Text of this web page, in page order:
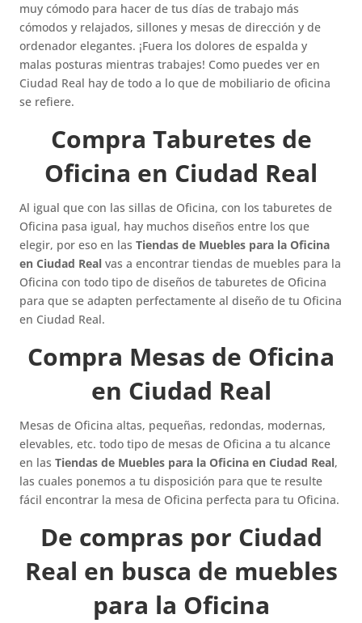
muy cómodo para hacer de tus días de trabajo más
cómodos y relajados, sillones y mesas de dirección y de
ordenador elegantes. ¡Fuera los dolores de espalda y
malas posturas mientras trabajes! Como puedes ver en
Ciudad Real hay de todo a lo que de mobiliario de oficina
se refiere.
Compra Taburetes de
Oficina en Ciudad Real
Al igual que con las sillas de Oficina, con los taburetes de
Oficina pasa igual, hay muchos diseños entre los que
elegir, por eso en lasTiendas de Muebles para la Oficina
en Ciudad Real vas a encontrar tiendas de muebles para la
Oficina con todo tipo de diseños de taburetes de Oficina
para que se adapten perfectamente al diseño de tu Oficina
en Ciudad Real.
Compra Mesas de Oficina
en Ciudad Real
Mesas de Oficina altas, pequeñas, redondas, modernas,
elevables, etc. todo tipo de mesas de Oficina a tu alcance
en lasTiendas de Muebles para la Oficina en Ciudad Real,
las cuales ponemos a tu disposición para que te resulte
fácil encontrar la mesa de Oficina perfecta para tu Oficina.
De compras por Ciudad
Real en busca de muebles
para la Oficina